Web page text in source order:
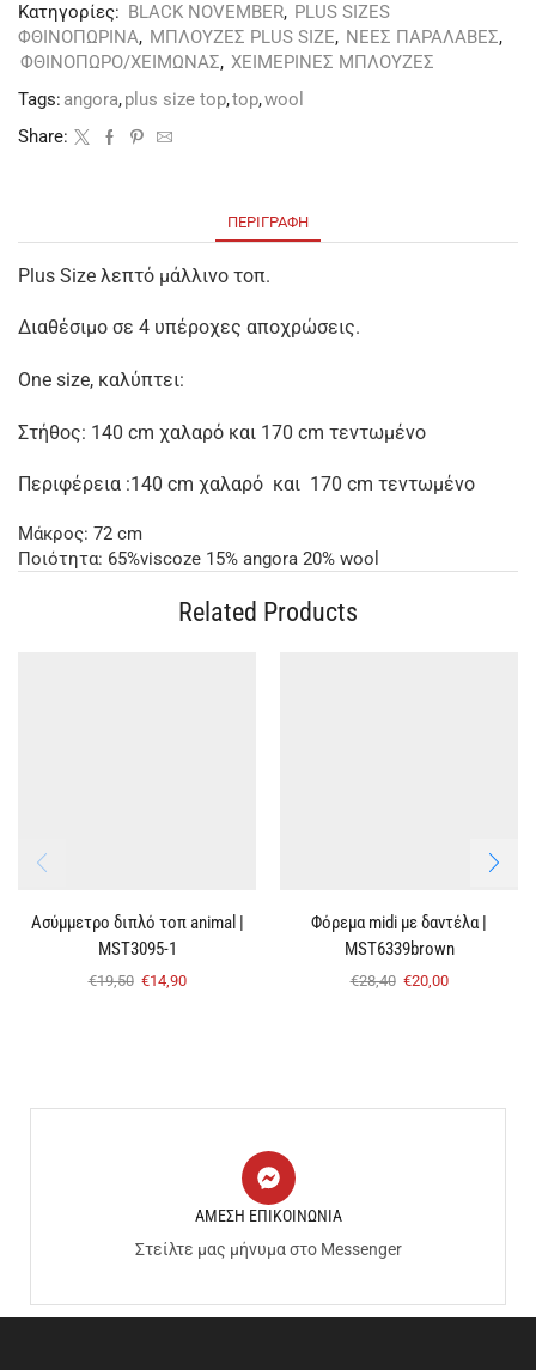
Κατηγορίες: BLACK NOVEMBER, PLUS SIZES
ΦΘΙΝΟΠΩΡΙΝΑ, ΜΠΛΟΥΖΕΣ PLUS SIZE, ΝΕΕΣ ΠΑΡΑΛΑΒΕΣ,
ΦΘΙΝΟΠΩΡΟ/ΧΕΙΜΩΝΑΣ, ΧΕΙΜΕΡΙΝΕΣ ΜΠΛΟΥΖΕΣ
Tags: angora,plus size top,top,wool
Share:
ΠΕΡΙΓΡΑΦΉ
Plus Size λεπτό μάλλινο τοπ.
Διαθέσιμο σε 4 υπέροχες αποχρώσεις.
One size, καλύπτει:
Στήθος: 140 cm χαλαρό και 170 cm τεντωμένο
Περιφέρεια :140 cm χαλαρό και 170 cm τεντωμένο
Μάκρος: 72 cm
Ποιότητα: 65%viscoze 15% angora 20% wool
Related Products
Ασύμμετρο διπλό τοπ animal |
MST3095-1
€19,50 €14,90
Φόρεμα midi με δαντέλα |
MST6339brown
€28,40 €20,00
ΑΜΕΣΗ ΕΠΙΚΟΙΝΩΝΙΑ
Στείλτε μας μήνυμα στο Messenger